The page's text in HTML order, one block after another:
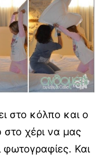
στο κόλπο και ο
χέρι να μας
φωτογραφίες. Και